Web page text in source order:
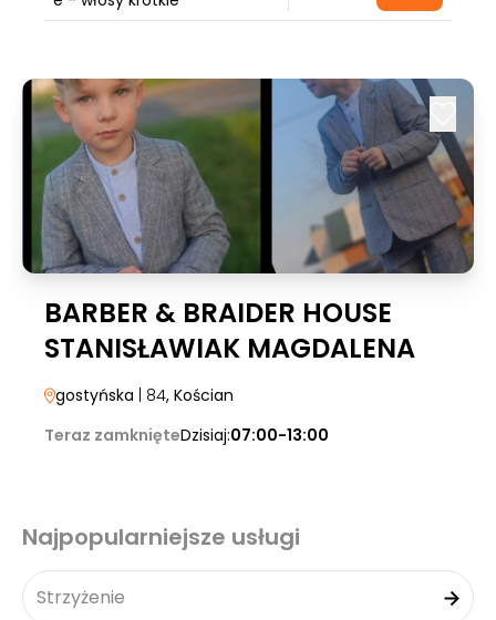
BARBER & BRAIDER HOUSE
STANISŁAWIAK MAGDALENA
gostyńska | 84, Kościan
Teraz zamknięteDzisiaj:07:00-13:00
Najpopularniejsze usługi
Strzyżenie